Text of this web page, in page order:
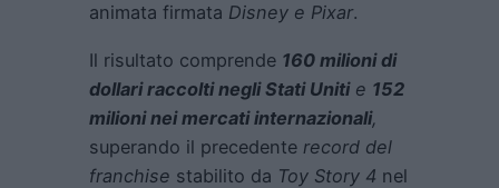
animata firmata Disney e Pixar.
Il risultato comprende 160 milioni di
dollari raccolti negli Stati Unitie 152
milioni nei mercati internazionali,
superando il precedente record del
franchise stabilito da Toy Story 4 nel